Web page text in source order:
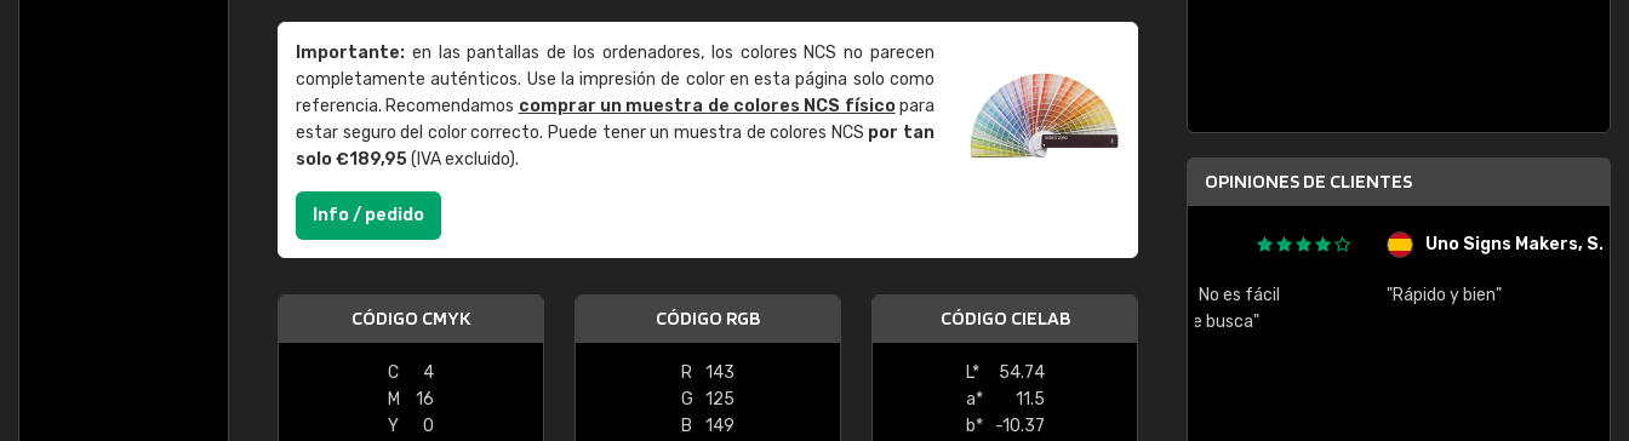
Importante: en las pantallas de los ordenadores, los colores NCS no parecen
completamente auténticos. Use la impresión de color en esta página solo como
referencia. Recomendamos comprar un muestra de colores NCS físicopara
estar seguro del color correcto. Puede tener un muestra de colores NCS por tan
solo €189,95(IVA excluido).
Info / pedido
CÓDIGO CMYK
C
4
M
16
Y
0
CÓDIGO RGB
R
143
G
125
B
149
CÓDIGO CIELAB
L*
54.74
a*
11.5
b*
-10.37
OPINIONES DE CLIENTES
"Buen servicio. No obstante No es fácil
encontrar/comprar lo que se busca"
Uno Signs Makers, S.L.
"Rápido y bien"